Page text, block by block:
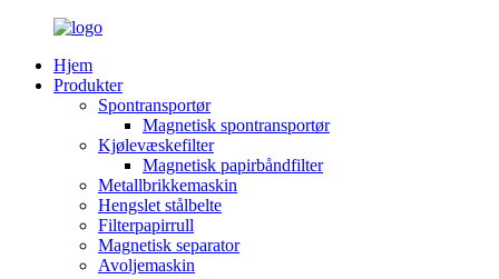
Hjem
Produkter
Spontransportør
Magnetisk spontransportør
Kjølevæskefilter
Magnetisk papirbåndfilter
Metallbrikkemaskin
Hengslet stålbelte
Filterpapirrull
Magnetisk separator
Avoljemaskin